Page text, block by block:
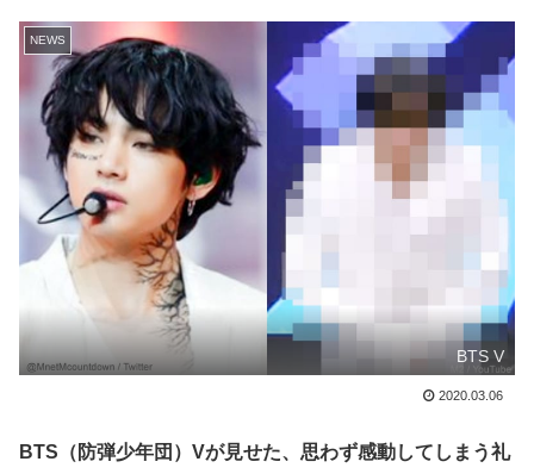
NEWS
BTS V
2020.03.06
BTS（防弾少年団）Vが見せた、思わず感動してしまう礼